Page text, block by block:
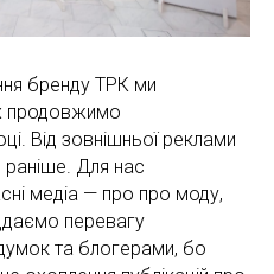
бренду ТРК ми
продовжимо
Від зовнішньої реклами
Для нас
медіа — про про моду,
перевагу
та блогерами, бо